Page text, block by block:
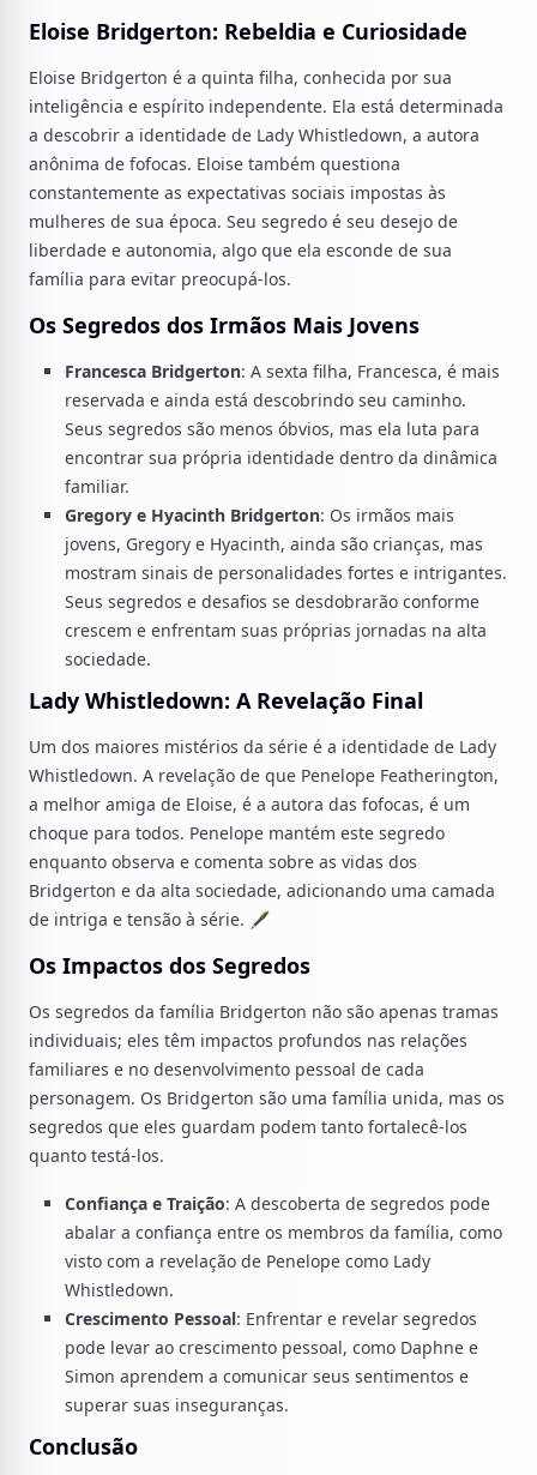
Eloise Bridgerton: Rebeldia e Curiosidade
Eloise Bridgerton é a quinta filha, conhecida por sua
inteligência e espírito independente. Ela está determinada
a descobrir a identidade de Lady Whistledown, a autora
anônima de fofocas. Eloise também questiona
constantemente as expectativas sociais impostas às
mulheres de sua época. Seu segredo é seu desejo de
liberdade e autonomia, algo que ela esconde de sua
família para evitar preocupá-los.
Os Segredos dos Irmãos Mais Jovens
Francesca Bridgerton: A sexta filha, Francesca, é mais
reservada e ainda está descobrindo seu caminho.
Seus segredos são menos óbvios, mas ela luta para
encontrar sua própria identidade dentro da dinâmica
familiar.
Gregory e Hyacinth Bridgerton: Os irmãos mais
jovens, Gregory e Hyacinth, ainda são crianças, mas
mostram sinais de personalidades fortes e intrigantes.
Seus segredos e desafios se desdobrarão conforme
crescem e enfrentam suas próprias jornadas na alta
sociedade.
Lady Whistledown: A Revelação Final
Um dos maiores mistérios da série é a identidade de Lady
Whistledown. A revelação de que Penelope Featherington,
a melhor amiga de Eloise, é a autora das fofocas, é um
choque para todos. Penelope mantém este segredo
enquanto observa e comenta sobre as vidas dos
Bridgerton e da alta sociedade, adicionando uma camada
de intriga e tensão à série. 🖋️
Os Impactos dos Segredos
Os segredos da família Bridgerton não são apenas tramas
individuais; eles têm impactos profundos nas relações
familiares e no desenvolvimento pessoal de cada
personagem. Os Bridgerton são uma família unida, mas os
segredos que eles guardam podem tanto fortalecê-los
quanto testá-los.
Confiança e Traição: A descoberta de segredos pode
abalar a confiança entre os membros da família, como
visto com a revelação de Penelope como Lady
Whistledown.
Crescimento Pessoal: Enfrentar e revelar segredos
pode levar ao crescimento pessoal, como Daphne e
Simon aprendem a comunicar seus sentimentos e
superar suas inseguranças.
Conclusão